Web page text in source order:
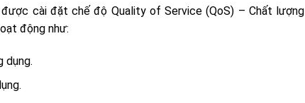
cài đặt chế độ Quality of Service (QoS) – Chất lượng
động như:
dụng.